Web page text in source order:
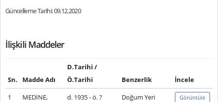
Güncelleme Tarihi: 09.12.2020
İlişkili Maddeler
Sn. Madde Adı
D.Tarihi /
Ö.Tarihi
Benzerlik
İncele
1
MEDİNE,
d. 1935 - ö. ? Doğum Yeri Görüntüle